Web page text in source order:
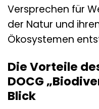
Versprechen für
der Natur und
Ökosystemen
Die Vorteile
DOCG
Blick